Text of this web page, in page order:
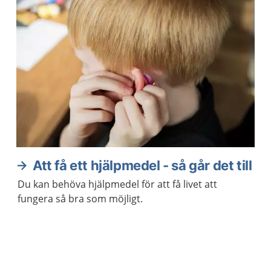
Att få ett hjälpmedel - så går det till
Du kan behöva hjälpmedel för att få livet att
fungera så bra som möjligt.